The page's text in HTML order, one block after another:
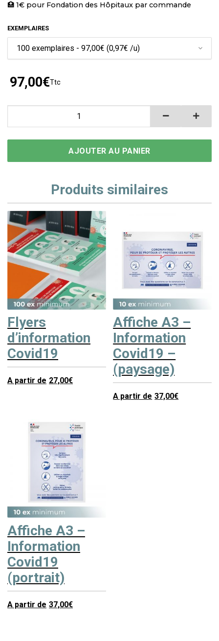
🏥 1€ pour Fondation des Hôpitaux par commande
EXEMPLAIRES
97,00€Ttc
quantité de Etiquettes rouge - colis information
AJOUTER AU PANIER
Produits similaires
Flyers
d’information
Covid19
A partir de 27,00€
Affiche A3 –
Information
Covid19 –
(paysage)
A partir de 37,00€
Affiche A3 –
Information
Covid19
(portrait)
A partir de 37,00€